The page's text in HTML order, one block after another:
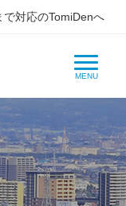
対応のTomiDenへ